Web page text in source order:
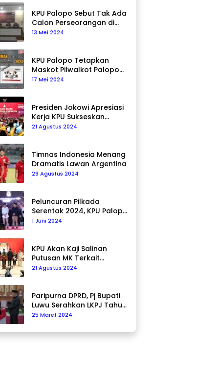
KPU Palopo Sebut Tak Ada
Calon Perseorangan di
Pilkada 2024
13 Mei 2024
KPU Palopo Tetapkan
Maskot Pilwalkot Palopo
2024, Berikut Maknanya!
17 Mei 2024
Presiden Jokowi Apresiasi
Kerja KPU Sukseskan
Pemilu 2024
21 Agustus 2024
Timnas Indonesia Menang
Dramatis Lawan Argentina
29 Agustus 2024
Peluncuran Pilkada
Serentak 2024, KPU Palopo
Ajak Masyarakat Ciptakan
1 Juni 2024
KPU Akan Kaji Salinan
Putusan MK Terkait
Pencalonan Pilkada
21 Agustus 2024
Paripurna DPRD, Pj Bupati
Luwu Serahkan LKPJ Tahun
2023
25 Maret 2024